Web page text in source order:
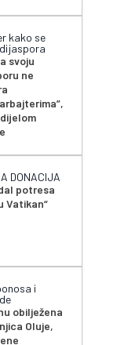
kako se
svoju
ne
DONACIJA
potresa
Vatikan“
i
obilježena
Oluje,